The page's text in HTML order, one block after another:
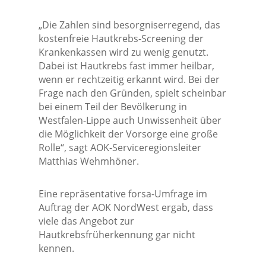
„Die Zahlen sind besorgniserregend, das
kostenfreie Hautkrebs-Screening der
Krankenkassen wird zu wenig genutzt.
Dabei ist Hautkrebs fast immer heilbar,
wenn er rechtzeitig erkannt wird. Bei der
Frage nach den Gründen, spielt scheinbar
bei einem Teil der Bevölkerung in
Westfalen-Lippe auch Unwissenheit über
die Möglichkeit der Vorsorge eine große
Rolle“, sagt AOK-Serviceregionsleiter
Matthias Wehmhöner.
Eine repräsentative forsa-Umfrage im
Auftrag der AOK NordWest ergab, dass
viele das Angebot zur
Hautkrebsfrüherkennung gar nicht
kennen.